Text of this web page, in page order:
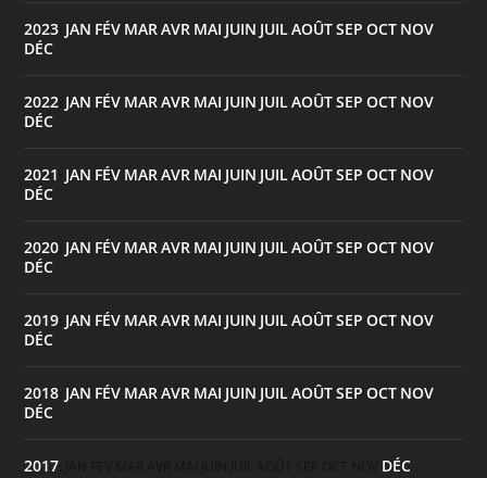
2023 JAN FÉV MAR AVR MAI JUIN JUIL AOÛTSEP OCT NOV
DÉC
2022 JAN FÉV MAR AVR MAI JUIN JUIL AOÛTSEP OCT NOV
DÉC
2021 JAN FÉV MAR AVR MAI JUIN JUIL AOÛTSEP OCT NOV
DÉC
2020 JAN FÉV MAR AVR MAI JUIN JUIL AOÛTSEP OCT NOV
DÉC
2019 JAN FÉV MAR AVR MAI JUIN JUIL AOÛTSEP OCT NOV
DÉC
2018 JAN FÉV MAR AVR MAI JUIN JUIL AOÛTSEP OCT NOV
DÉC
2017 DÉC